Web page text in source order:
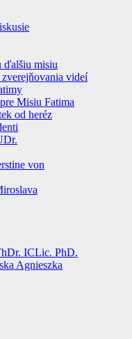
ďalšiu misiu
videí
Misiu Fatima
od heréz
von
ICLic. PhD.
Agnieszka